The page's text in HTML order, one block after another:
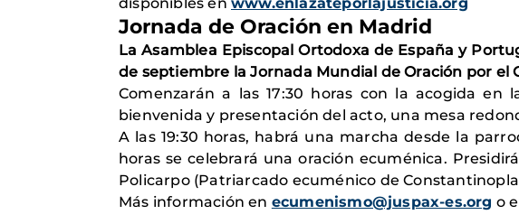
Jornada de Oración en Madrid
La Asamblea Episcopal Ortodoxa de España y
de septiembre la Jornada Mundial de Oración por
Comenzarán a las 17:30 horas con la acogida en
bienvenida y presentación del acto, una mesa
A las 19:30 horas, habrá una marcha desde la
horas se celebrará una oración ecuménica.
Policarpo (Patriarcado ecuménico de
Más información en ecumenismo@juspax-es.org o